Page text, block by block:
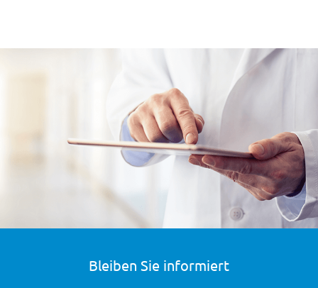
Bleiben Sie informiert